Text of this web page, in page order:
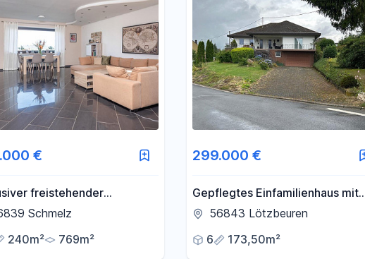
€
freistehender
mit Einliegerwohnung,
Garten
Schmelz
240m² 769m²
299.000 €
Gepflegtes Einfamilienhaus mit
großem Grundstück zu verkaufen
56843 Lötzbeuren
6
173,50m²